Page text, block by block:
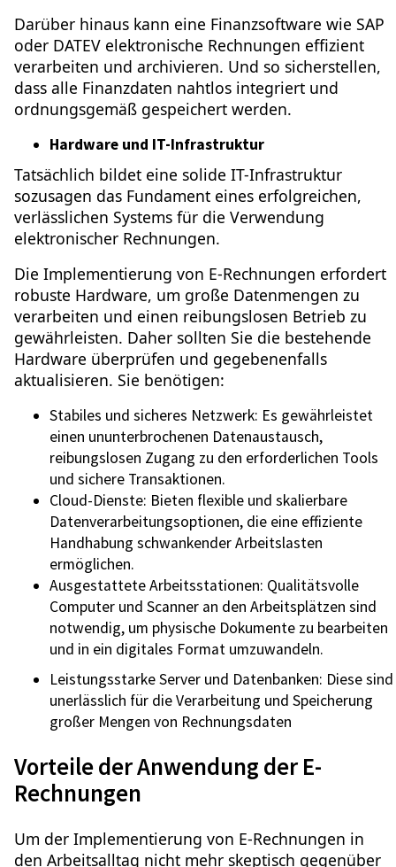
Darüber hinaus kann eine Finanzsoftware wie SAP
oder DATEV elektronische Rechnungen effizient
verarbeiten und archivieren. Und so sicherstellen,
dass alle Finanzdaten nahtlos integriert und
ordnungsgemäß gespeichert werden.
Hardware und IT-Infrastruktur
Tatsächlich bildet eine solide IT-Infrastruktur
sozusagen das Fundament eines erfolgreichen,
verlässlichen Systems für die Verwendung
elektronischer Rechnungen.
Die Implementierung von E-Rechnungen erfordert
robuste Hardware, um große Datenmengen zu
verarbeiten und einen reibungslosen Betrieb zu
gewährleisten. Daher sollten Sie die bestehende
Hardware überprüfen und gegebenenfalls
aktualisieren. Sie benötigen:
Stabiles und sicheres Netzwerk: Es gewährleistet
einen ununterbrochenen Datenaustausch,
reibungslosen Zugang zu den erforderlichen Tools
und sichere Transaktionen.
Cloud-Dienste: Bieten flexible und skalierbare
Datenverarbeitungsoptionen, die eine effiziente
Handhabung schwankender Arbeitslasten
ermöglichen.
Ausgestattete Arbeitsstationen: Qualitätsvolle
Computer und Scanner an den Arbeitsplätzen sind
notwendig, um physische Dokumente zu bearbeiten
und in ein digitales Format umzuwandeln.
Leistungsstarke Server und Datenbanken: Diese sind
unerlässlich für die Verarbeitung und Speicherung
großer Mengen von Rechnungsdaten
Vorteile der Anwendung der E-
Rechnungen
Um der Implementierung von E-Rechnungen in
den Arbeitsalltag nicht mehr skeptisch gegenüber